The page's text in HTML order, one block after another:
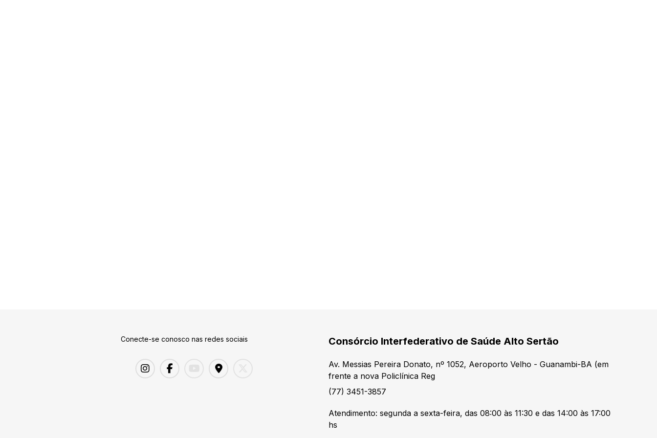
Conecte-se conosco nas redes sociais Consórcio Interfederativo de Saúde Alto Sertão
Av. Messias Pereira Donato, nº 1052, Aeroporto Velho - Guanambi-BA (em
frente a nova Policlínica Reg
(77) 3451-3857
Atendimento: segunda a sexta-feira, das 08:00 às 11:30 e das 14:00 às 17:00
hs